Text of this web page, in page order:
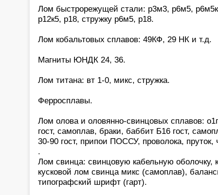
Лом быстрорежущей стали: р3м3, р6м5,
р12к5, р18, стружку р6м5, р18.
Лом кобальтовых сплавов: 49КФ, 29 НК и т.д.
Магниты ЮНДК 24, 36.
Лом титана: вт 1-0, микс, стружка.
Ферросплавы.
Лом олова и оловянно-свинцовых сплавов:
гост, самоплав, браки, баббит Б16 гост,
30-90 гост, припои ПОССУ, проволока,
.
Лом свинца: свинцовую кабельную оболочку,
кусковой лом свинца микс (самоплав),
типографский шрифт (гарт).